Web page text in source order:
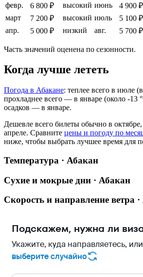
февр.
6 800 ₽ высокий июнь 4 900 ₽
март
7 200 ₽ высокий июль 5 100 ₽
апр.
5 000 ₽ низкий авг. 5 700 ₽
Часть значений оценена по сезонности.
Когда лучше лететь
Погода в Абакане: теплее всего в июле
прохладнее всего — в январе (около -13
осадков — в январе.
Дешевле всего билеты обычно в
апреле. Сравните цены и погоду по
ниже, чтобы выбрать лучшее время для
Температура · Абакан
Сухие и мокрые дни · Абакан
Скорость и направление ветра
Подскажем, нужна ли
Укажите, куда направляетесь, или
выберите случайно